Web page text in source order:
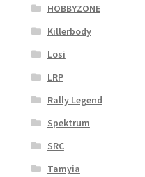
HOBBYZONE
Killerbody
Losi
LRP
Rally Legend
Spektrum
SRC
Tamyia